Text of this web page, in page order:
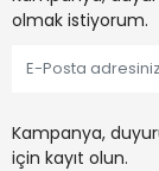
olmak istiyorum.
Kampanya,
için kayıt olun.